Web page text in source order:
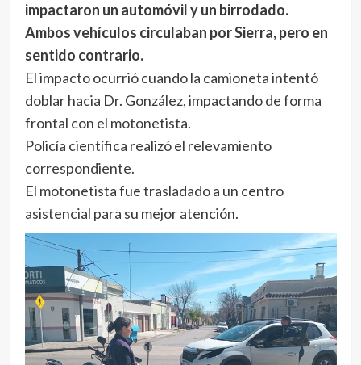
impactaron un automóvil y un birrodado.
Ambos vehículos circulaban por Sierra, pero en
sentido contrario.
El impacto ocurrió cuando la camioneta intentó
doblar hacia Dr. González, impactando de forma
frontal con el motonetista.
Policía científica realizó el relevamiento
correspondiente.
El motonetista fue trasladado a un centro
asistencial para su mejor atención.